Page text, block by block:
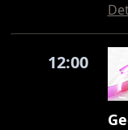
12:00